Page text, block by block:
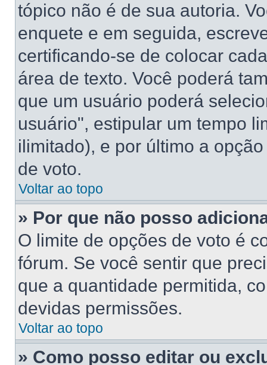
tópico não é de sua autoria.
enquete e em seguida,
certificando-se de colocar
área de texto. Você poderá
que um usuário poderá
usuário", estipular um tempo
ilimitado), e por último a
de voto.
Voltar ao topo
» Por que não posso
O limite de opções de voto é
fórum. Se você sentir que
que a quantidade permitida,
devidas permissões.
Voltar ao topo
» Como posso editar ou